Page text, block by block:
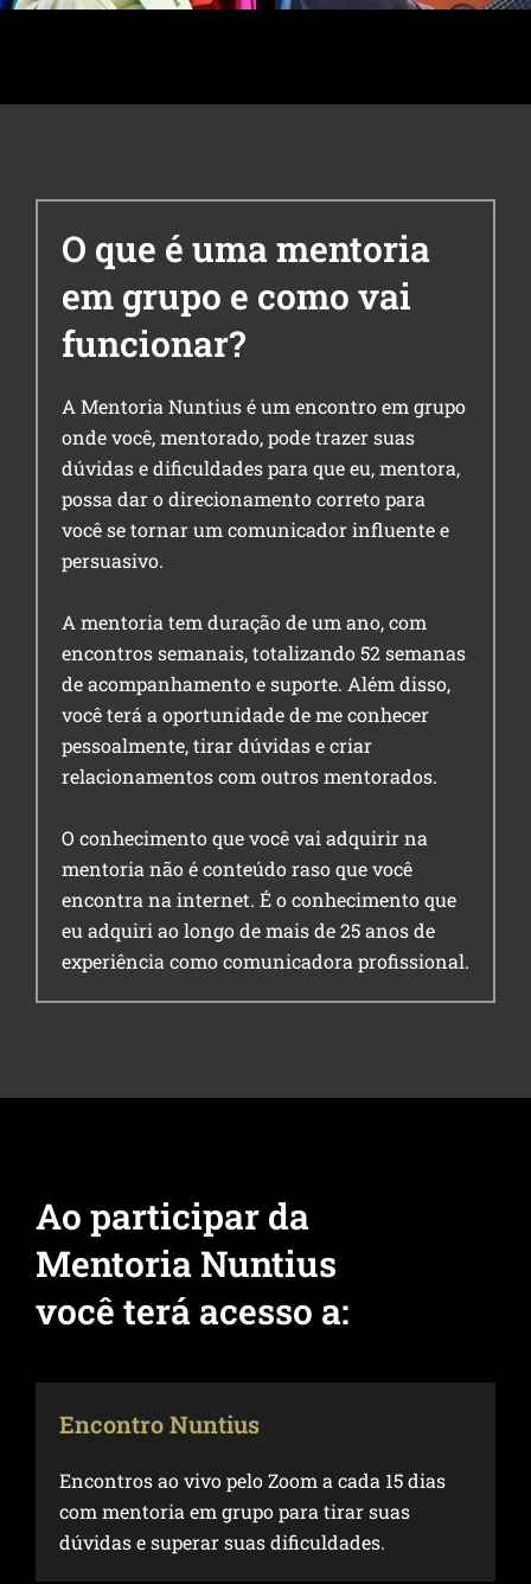
O que é uma mentoria
em grupo e como vai
funcionar?
A Mentoria Nuntius é um encontro em grupo
onde você, mentorado, pode trazer suas
dúvidas e dificuldades para que eu, mentora,
possa dar o direcionamento correto para
você se tornar um comunicador influente e
persuasivo.
A mentoria tem duração de um ano, com
encontros semanais, totalizando 52 semanas
de acompanhamento e suporte. Além disso,
você terá a oportunidade de me conhecer
pessoalmente, tirar dúvidas e criar
relacionamentos com outros mentorados.
O conhecimento que você vai adquirir na
mentoria não é conteúdo raso que você
encontra na internet. É o conhecimento que
eu adquiri ao longo de mais de 25 anos de
experiência como comunicadora profissional.
Ao participar da
Mentoria Nuntius
você terá acesso a:
Encontro Nuntius
Encontros ao vivo pelo Zoom a cada 15 dias
com mentoria em grupo para tirar suas
dúvidas e superar suas dificuldades.